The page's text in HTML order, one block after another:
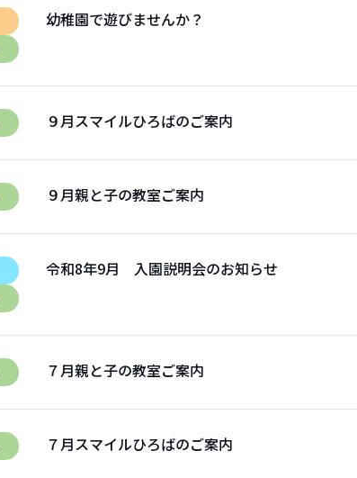
幼稚園で遊びませんか？
９月スマイルひろばのご案内
９月親と子の教室ご案内
令和8年9月 入園説明会のお知らせ
７月親と子の教室ご案内
７月スマイルひろばのご案内